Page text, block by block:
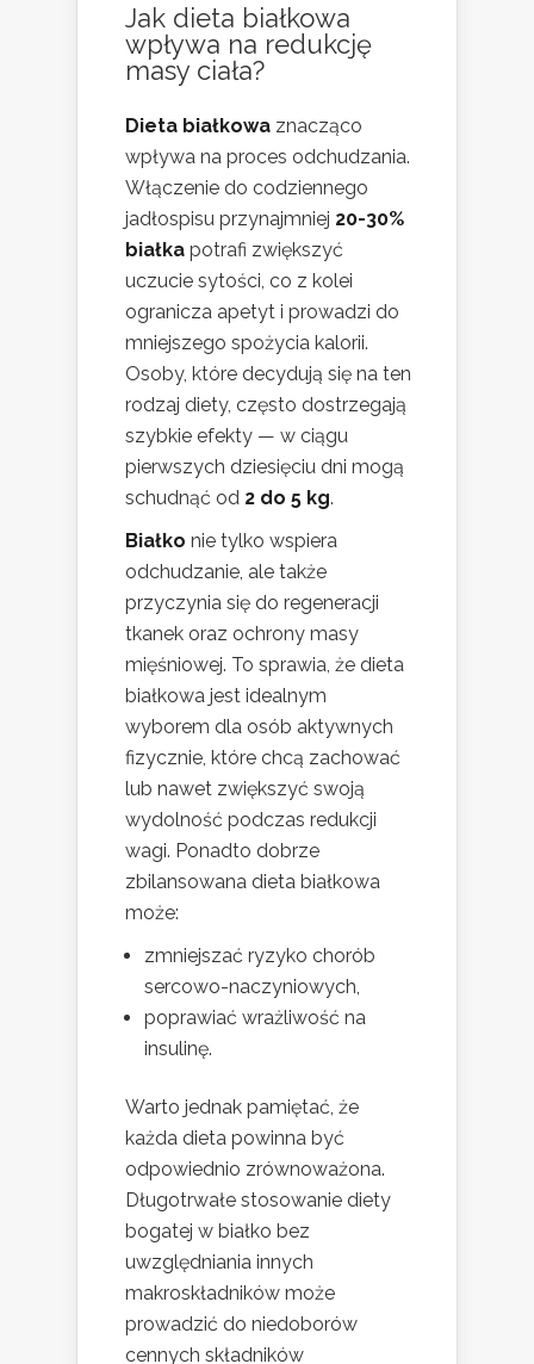
Jak dieta białkowa
wpływa na redukcję
masy ciała?
Dieta białkowa znacząco
wpływa na proces odchudzania.
Włączenie do codziennego
jadłospisu przynajmniej 20-30%
białka potrafi zwiększyć
uczucie sytości, co z kolei
ogranicza apetyt i prowadzi do
mniejszego spożycia kalorii.
Osoby, które decydują się na ten
rodzaj diety, często dostrzegają
szybkie efekty — w ciągu
pierwszych dziesięciu dni mogą
schudnąć od 2 do 5 kg.
Białko nie tylko wspiera
odchudzanie, ale także
przyczynia się do regeneracji
tkanek oraz ochrony masy
mięśniowej. To sprawia, że dieta
białkowa jest idealnym
wyborem dla osób aktywnych
fizycznie, które chcą zachować
lub nawet zwiększyć swoją
wydolność podczas redukcji
wagi. Ponadto dobrze
zbilansowana dieta białkowa
może:
zmniejszać ryzyko chorób
sercowo-naczyniowych,
poprawiać wrażliwość na
insulinę.
Warto jednak pamiętać, że
każda dieta powinna być
odpowiednio zrównoważona.
Długotrwałe stosowanie diety
bogatej w białko bez
uwzględniania innych
makroskładników może
prowadzić do niedoborów
cennych składników